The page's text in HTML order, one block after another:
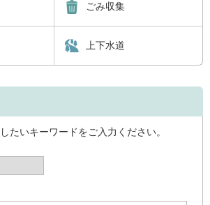
ごみ収集
上下水道
たいキーワードをご入力ください。